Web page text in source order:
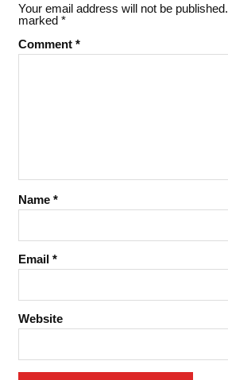
Your email address will not be published.
marked *
Comment *
Name *
Email *
Website